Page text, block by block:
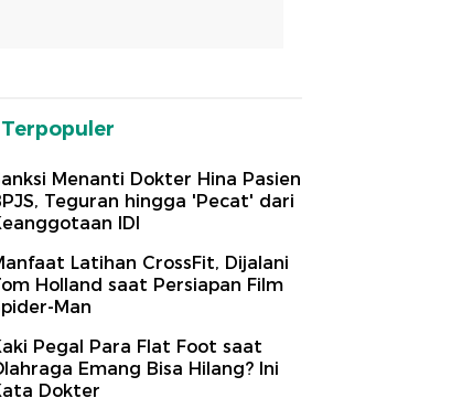
Menanti Dokter Hina Pasien
Teguran hingga 'Pecat' dari
IDI
Latihan CrossFit, Dijalani
Holland saat Persiapan Film
Man
Pegal Para Flat Foot saat
Emang Bisa Hilang? Ini
Dokter